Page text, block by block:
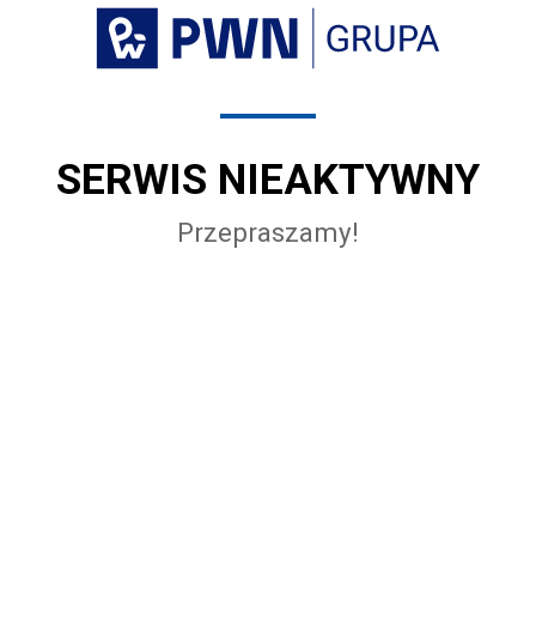
SERWIS NIEAKTYWNY
Przepraszamy!